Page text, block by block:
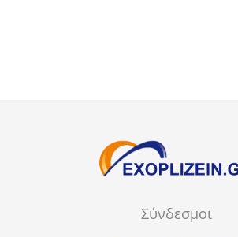
Σύνδεσμοι